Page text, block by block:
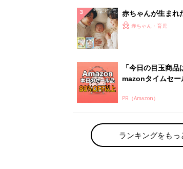
赤ちゃんが生まれ
ひよ」
赤ちゃん・育児
「今日の目玉商
mazonタイムセー
PR（Amazon）
ランキングをもっ